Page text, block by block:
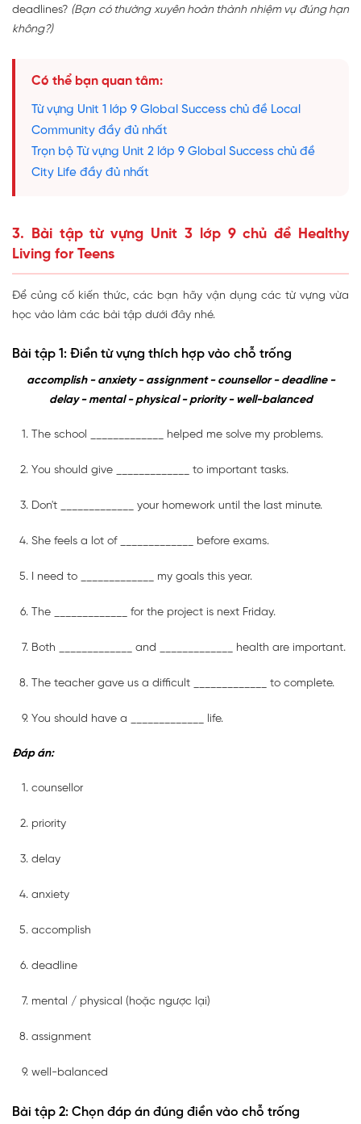
deadlines? (Bạn có thường xuyên hoàn thành nhiệm vụ đúng hạn
không?)
Có thể bạn quan tâm:
Từ vựng Unit 1 lớp 9 Global Success chủ đề Local
Community đầy đủ nhất
Trọn bộ Từ vựng Unit 2 lớp 9 Global Success chủ đề
City Life đầy đủ nhất
3. Bài tập từ vựng Unit 3 lớp 9 chủ đề Healthy
Living for Teens
Để củng cố kiến thức, các bạn hãy vận dụng các từ vựng vừa
học vào làm các bài tập dưới đây nhé.
Bài tập 1: Điền từ vựng thích hợp vào chỗ trống
accomplish - anxiety - assignment - counsellor - deadline -
delay - mental - physical - priority - well-balanced
The school _____________ helped me solve my problems.
You should give _____________ to important tasks.
Don't _____________ your homework until the last minute.
She feels a lot of _____________ before exams.
I need to _____________ my goals this year.
The _____________ for the project is next Friday.
Both _____________ and _____________ health are important.
The teacher gave us a difficult _____________ to complete.
You should have a _____________ life.
Đáp án:
counsellor
priority
delay
anxiety
accomplish
deadline
mental / physical (hoặc ngược lại)
assignment
well-balanced
Bài tập 2: Chọn đáp án đúng điền vào chỗ trống